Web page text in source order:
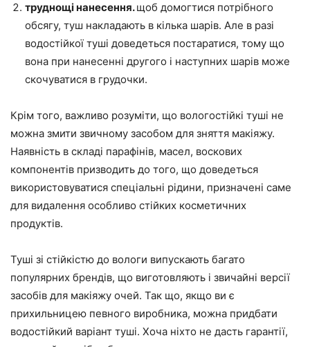
труднощі нанесення.щоб домогтися потрібного
обсягу, туш накладають в кілька шарів. Але в разі
водостійкої туші доведеться постаратися, тому що
вона при нанесенні другого і наступних шарів може
скочуватися в грудочки.
Крім того, важливо розуміти, що вологостійкі туші не
можна змити звичному засобом для зняття макіяжу.
Наявність в складі парафінів, масел, воскових
компонентів призводить до того, що доведеться
використовуватися спеціальні рідини, призначені саме
для видалення особливо стійких косметичних
продуктів.
Туші зі стійкістю до вологи випускають багато
популярних брендів, що виготовляють і звичайні версії
засобів для макіяжу очей. Так що, якщо ви є
прихильницею певного виробника, можна придбати
водостійкий варіант туші. Хоча ніхто не дасть гарантії,